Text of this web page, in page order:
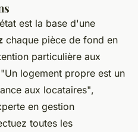
est la base d'une
chaque pièce de fond en
particulière aux
"Un logement propre est un
aux locataires",
en gestion
toutes les